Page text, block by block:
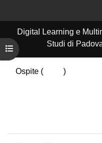
Apri indice del corso
Digital Learning e
Studi di
Ospite (
)